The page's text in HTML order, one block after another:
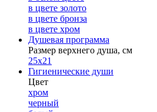
в цвете золото
в цвете бронза
в цвете хром
Душевая программа
Размер верхнего душа, см
25х21
Гигиенические души
Цвет
хром
черный